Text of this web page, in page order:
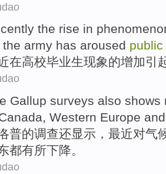
the rise in
the army has aroused public
在高校毕业生现象的增加引
Gallup surveys also shows
, Western Europe and
普的调查还显示 ， 最近对气
都有所下降。